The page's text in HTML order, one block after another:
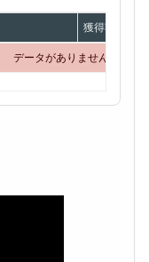
獲得額
データがありません